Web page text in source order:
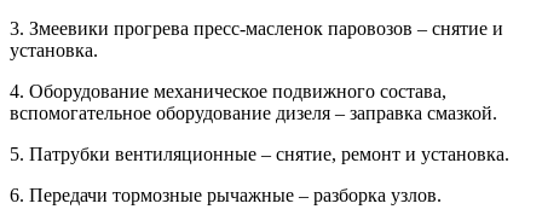
3. Змеевики прогрева пресс-масленок паровозов – снятие и
установка.
4. Оборудование механическое подвижного состава,
вспомогательное оборудование дизеля – заправка смазкой.
5. Патрубки вентиляционные – снятие, ремонт и установка.
6. Передачи тормозные рычажные – разборка узлов.